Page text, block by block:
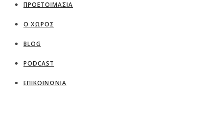
ΠΡΟΕΤΟΙΜΑΣΙΑ
Ο ΧΩΡΟΣ
BLOG
PODCAST
ΕΠΙΚΟΙΝΩΝΙΑ